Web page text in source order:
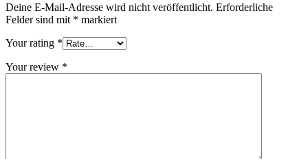
Deine E-Mail-Adresse wird nicht veröffentlicht. Erforderliche
Felder sind mit * markiert
Your rating *
Your review *